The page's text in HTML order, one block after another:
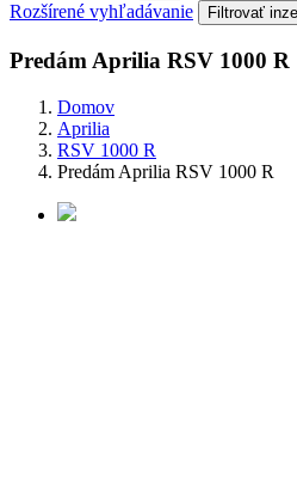
Rozšírené vyhľadávanie
Predám Aprilia RSV 1000 R
Domov
Aprilia
RSV 1000 R
Predám Aprilia RSV 1000 R